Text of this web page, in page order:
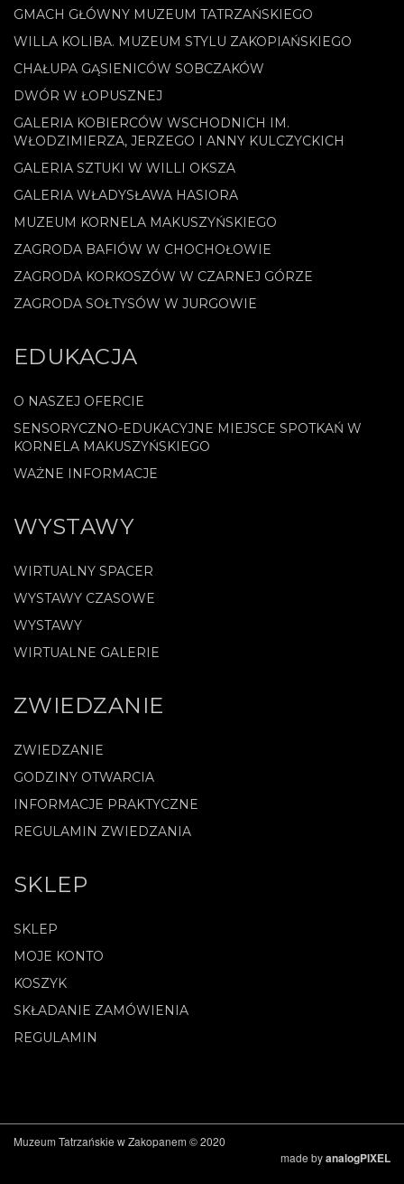
GMACH GŁÓWNY MUZEUM TATRZAŃSKIEGO
WILLA KOLIBA. MUZEUM STYLU ZAKOPIAŃSKIEGO
CHAŁUPA GĄSIENICÓW SOBCZAKÓW
DWÓR W ŁOPUSZNEJ
GALERIA KOBIERCÓW WSCHODNICH IM.
WŁODZIMIERZA, JERZEGO I ANNY KULCZYCKICH
GALERIA SZTUKI W WILLI OKSZA
GALERIA WŁADYSŁAWA HASIORA
MUZEUM KORNELA MAKUSZYŃSKIEGO
ZAGRODA BAFIÓW W CHOCHOŁOWIE
ZAGRODA KORKOSZÓW W CZARNEJ GÓRZE
ZAGRODA SOŁTYSÓW W JURGOWIE
EDUKACJA
O NASZEJ OFERCIE
SENSORYCZNO-EDUKACYJNE MIEJSCE SPOTKAŃ W
KORNELA MAKUSZYŃSKIEGO
WAŻNE INFORMACJE
WYSTAWY
WIRTUALNY SPACER
WYSTAWY CZASOWE
WYSTAWY
WIRTUALNE GALERIE
ZWIEDZANIE
ZWIEDZANIE
GODZINY OTWARCIA
INFORMACJE PRAKTYCZNE
REGULAMIN ZWIEDZANIA
SKLEP
SKLEP
MOJE KONTO
KOSZYK
SKŁADANIE ZAMÓWIENIA
REGULAMIN
Muzeum Tatrzańskie w Zakopanem © 2020
made byanalogPIXEL